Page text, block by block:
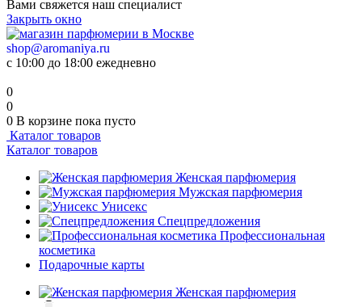
Вами свяжется наш специалист
Закрыть окно
shop@aromaniya.ru
с 10:00 до 18:00 ежедневно
0
0
0 В корзине пока пусто
Каталог товаров
Каталог товаров
Женская парфюмерия
Мужская парфюмерия
Унисекс
Спецпредложения
Профессиональная
косметика
Подарочные карты
Женская парфюмерия